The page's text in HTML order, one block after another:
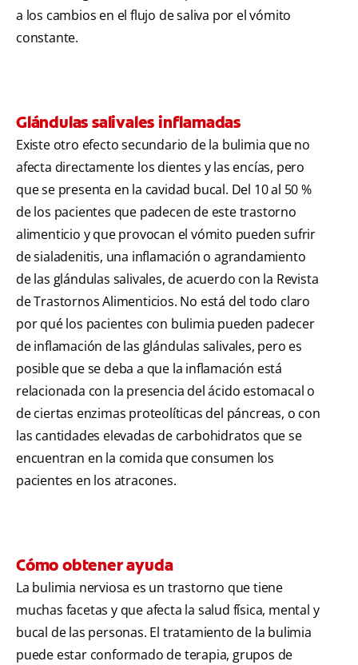
a los cambios en el flujo de saliva por el vómito
constante.
Glándulas salivales inflamadas
Existe otro efecto secundario de la bulimia que no
afecta directamente los dientes y las encías, pero
que se presenta en la cavidad bucal. Del 10 al 50 %
de los pacientes que padecen de este trastorno
alimenticio y que provocan el vómito pueden sufrir
de sialadenitis, una inflamación o agrandamiento
de las glándulas salivales, de acuerdo con la Revista
de Trastornos Alimenticios. No está del todo claro
por qué los pacientes con bulimia pueden padecer
de inflamación de las glándulas salivales, pero es
posible que se deba a que la inflamación está
relacionada con la presencia del ácido estomacal o
de ciertas enzimas proteolíticas del páncreas, o con
las cantidades elevadas de carbohidratos que se
encuentran en la comida que consumen los
pacientes en los atracones.
Cómo obtener ayuda
La bulimia nerviosa es un trastorno que tiene
muchas facetas y que afecta la salud física, mental y
bucal de las personas. El tratamiento de la bulimia
puede estar conformado de terapia, grupos de